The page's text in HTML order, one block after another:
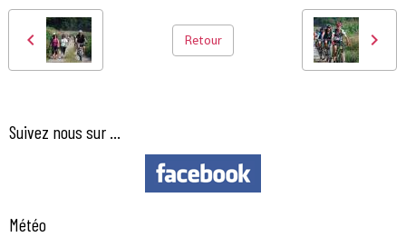
Retour
Suivez nous sur ...
Météo